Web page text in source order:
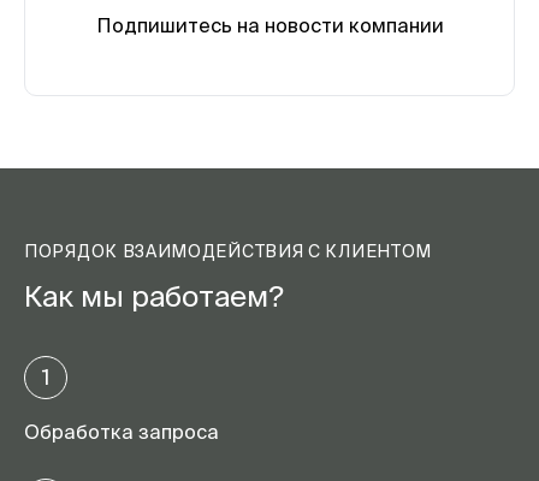
Подпишитесь на новости компании
ПОРЯДОК ВЗАИМОДЕЙСТВИЯ С КЛИЕНТОМ
Как мы работаем?
1
Обработка запроса